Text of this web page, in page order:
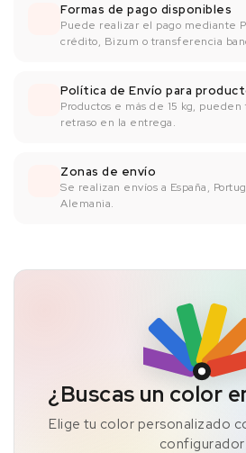
Formas de pago disponibles
Puede realizar el pago mediante
crédito, Bizum o transferencia
Política de Envío para
Productos e más de 15 kg,
retraso en la entrega.
Zonas de envío
Se realizan envíos a España,
Alemania.
¿Buscas un color
Elige tu color personalizado
configurador